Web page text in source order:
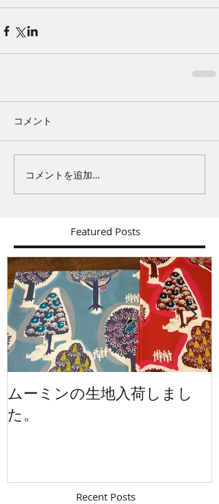
コメント
コメントを追加…
Featured Posts
ムーミンの生地入荷しまし
た。
Recent Posts